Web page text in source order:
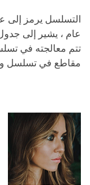
عام ، يشير إلى
تتم معالجته في
مقاطع في تسلسل